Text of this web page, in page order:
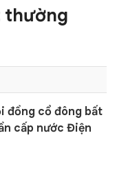
thường
đồng cổ đông bất
cấp nước Điện